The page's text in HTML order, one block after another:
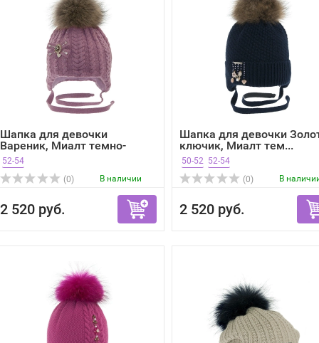
Шапка для девочки
Вареник, Миалт темно-
розо...
52-54
(0)
В наличии
2 520 руб.
Шапка для девочки
ключик, Миалт тем...
50-52 52-54
(0)
В
2 520 руб.